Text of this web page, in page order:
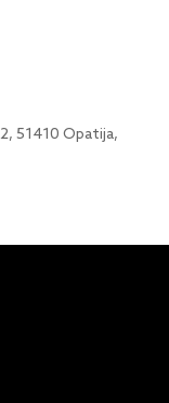
51410 Opatija,